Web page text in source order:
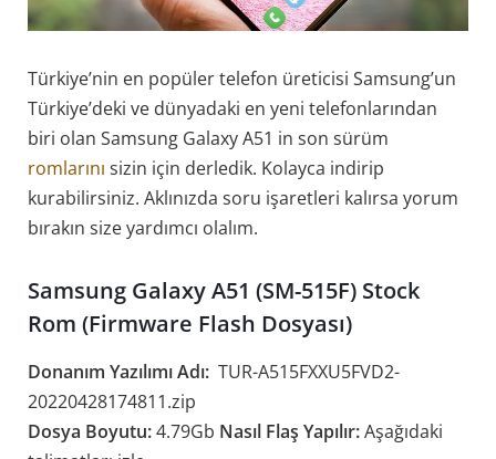
Türkiye’nin en popüler telefon üreticisi Samsung’un
Türkiye’deki ve dünyadaki en yeni telefonlarından
biri olan Samsung Galaxy A51 in son sürüm
romlarını sizin için derledik. Kolayca indirip
kurabilirsiniz. Aklınızda soru işaretleri kalırsa yorum
bırakın size yardımcı olalım.
Samsung Galaxy A51 (SM-515F) Stock
Rom (Firmware Flash Dosyası)
Donanım Yazılımı Adı: TUR-A515FXXU5FVD2-
20220428174811.zip
Dosya Boyutu:4.79Gb Nasıl Flaş Yapılır:Aşağıdaki